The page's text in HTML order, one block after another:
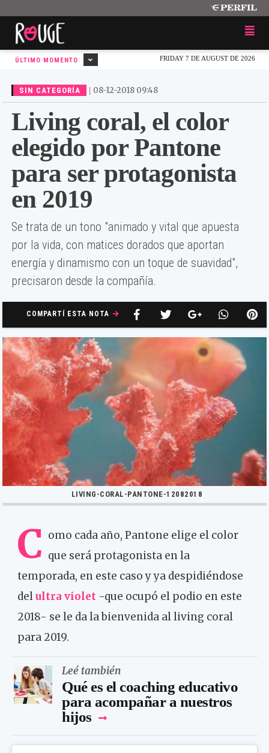
FRIDAY 7 DE AUGUST DE 2026
ÚLTIMO MOMENTO
SIN CATEGORÍA | 08-12-2018 09:48
Living coral, el color
elegido por Pantone
para ser protagonista
en 2019
Se trata de un tono "animado y vital que apuesta
por la vida, con matices dorados que aportan
energía y dinamismo con un toque de suavidad",
precisaron desde la compañía.
COMPARTÍ ESTA NOTA
LIVING-CORAL-PANTONE-12082018
C omo cada año, Pantone elige el color
que será protagonista en la
temporada, en este caso y ya despidiéndose
delultra violet -que ocupó el podio en este
2018- se le da la bienvenida al living coral
para 2019.
Leé también
Qué es el coaching educativo
para acompañar a nuestros
hijos